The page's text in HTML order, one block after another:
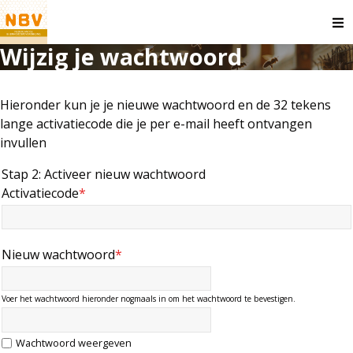
Wijzig je wachtwoord
Hieronder kun je je nieuwe wachtwoord en de 32 tekens
lange activatiecode die je per e-mail heeft ontvangen
invullen
Stap 2: Activeer nieuw wachtwoord
Activatiecode*
Nieuw wachtwoord*
Voer het wachtwoord hieronder nogmaals in om het wachtwoord te bevestigen.
Wachtwoord weergeven